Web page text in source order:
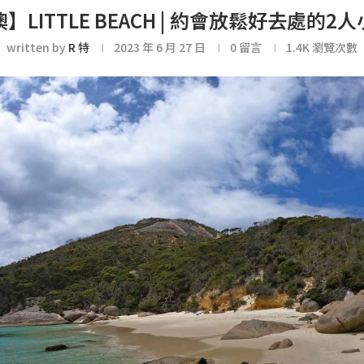
】LITTLE BEACH | 約會放鬆好去處的2人
written by R 特 2023 年 6 月 27 日 0 留言 1.4K 瀏覽次數